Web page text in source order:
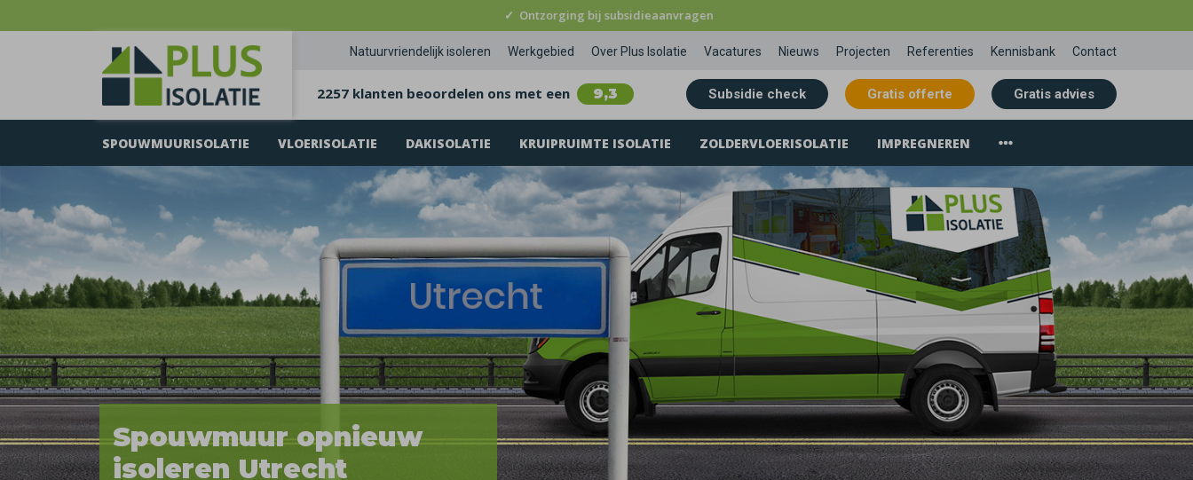
✓ Ontzorging bij subsidieaanvragen
Natuurvriendelijk isoleren Werkgebied Over Plus Isolatie Vacatures Nieuws Projecten Referenties Kennisbank Contact
2257 klanten beoordelen ons met een 9,3 Subsidie check Gratis offerte Gratis advies
SPOUWMUURISOLATIE VLOERISOLATIE DAKISOLATIE KRUIPRUIMTE ISOLATIE ZOLDERVLOERISOLATIE IMPREGNEREN
Spouwmuur opnieuw
isoleren Utrecht